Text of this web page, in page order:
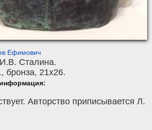
Ефимович
Сталина.
бронза, 21x26.
Авторство приписывается Л.